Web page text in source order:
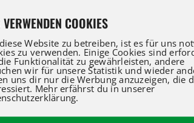
für Verkauf und Service beraten
nutzen Sie unser Kontaktformular
COOKIES
Website zu betreiben, ist es für uns
zu verwenden. Einige Cookies sind
Funktionalität zu gewährleisten, andere
wir für unsere Statistik und wieder
uns dir nur die Werbung anzuzeigen, die
Mehr erfährst du in unserer